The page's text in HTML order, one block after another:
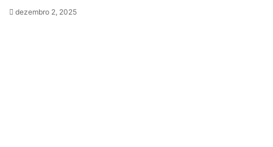
dezembro 2, 2025